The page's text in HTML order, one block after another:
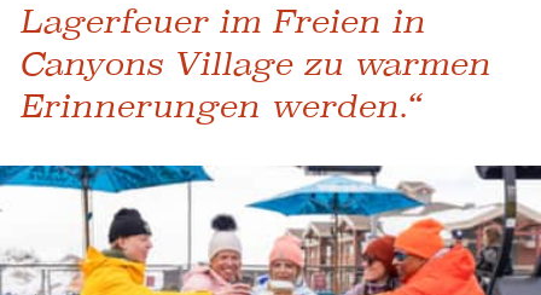
Lagerfeuer im Freien in
Canyons Village zu warmen
Erinnerungen werden.“